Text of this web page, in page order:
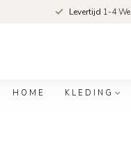
Levertijd 1-4
HOME KLEDING